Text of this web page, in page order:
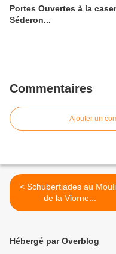
Portes Ouvertes à la
Séderon...
Commentaires
Ajouter un
< Schubertiades au Moulin
de la Viorne...
Hébergé par Overblog